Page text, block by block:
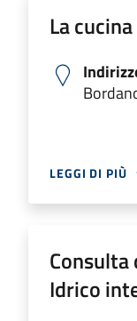
La
LEGGI DI PIÙ
Idrico